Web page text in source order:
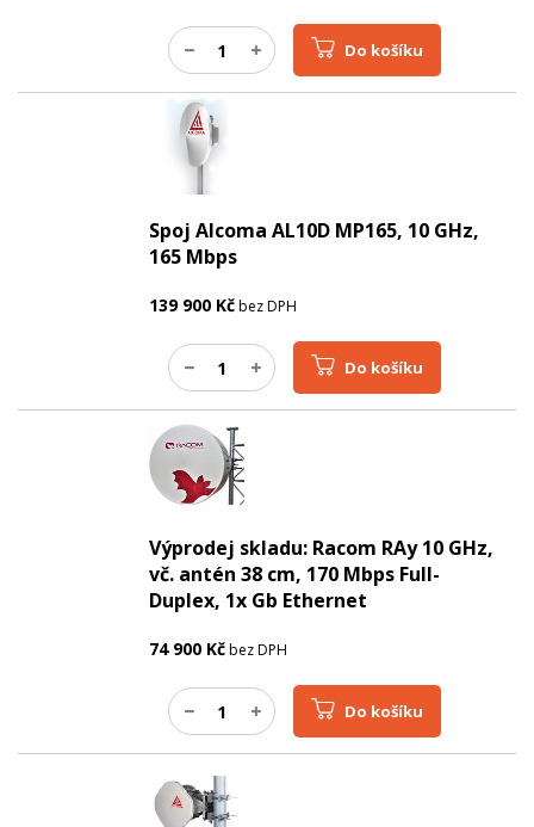
Do košíku
Spoj Alcoma AL10D MP165, 10 GHz,
165 Mbps
139 900 Kčbez DPH
Do košíku
Výprodej skladu: Racom RAy 10 GHz,
vč. antén 38 cm, 170 Mbps Full-
Duplex, 1x Gb Ethernet
74 900 Kčbez DPH
Do košíku